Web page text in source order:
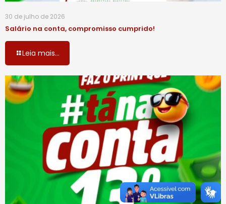
30 de julho de 2026
Salário na conta, compromisso cumprido!
Leia mais...